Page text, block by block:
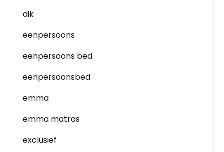
dik
eenpersoons
eenpersoons bed
eenpersoonsbed
emma
emma matras
exclusief